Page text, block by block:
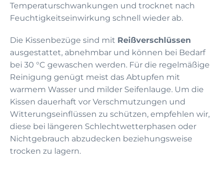
Temperaturschwankungen und trocknet nach
Feuchtigkeitseinwirkung schnell wieder ab.
Die Kissenbezüge sind mit Reißverschlüssen
ausgestattet, abnehmbar und können bei Bedarf
bei 30 °C gewaschen werden. Für die regelmäßige
Reinigung genügt meist das Abtupfen mit
warmem Wasser und milder Seifenlauge. Um die
Kissen dauerhaft vor Verschmutzungen und
Witterungseinflüssen zu schützen, empfehlen wir,
diese bei längeren Schlechtwetterphasen oder
Nichtgebrauch abzudecken beziehungsweise
trocken zu lagern.